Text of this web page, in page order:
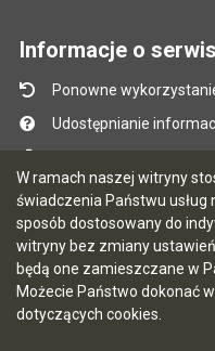
W ramach naszej witryny
świadczenia Państwu
sposób dostosowany do
witryny bez zmiany
będą one zamieszczane w
Możecie Państwo dokonać
dotyczących cookies.
Informacje o
Ponowne
Udostępnianie
Mapa serwisu
Instrukcja obsługi
Statystyki oglądalności
Ostatnio dodane
Ostatnia aktualizacja